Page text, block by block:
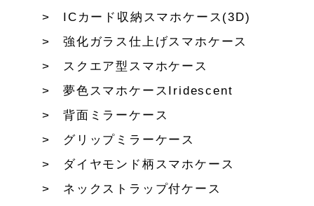
ICカード収納スマホケース(3D)
強化ガラス仕上げスマホケース
スクエア型スマホケース
夢色スマホケースIridescent
背面ミラーケース
グリップミラーケース
ダイヤモンド柄スマホケース
ネックストラップ付ケース